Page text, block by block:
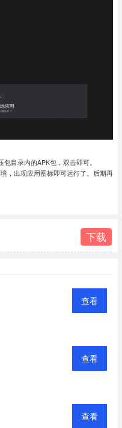
目录内的APK包，双击即可。
，出现应用图标即可运行了。
后期再
下载
查看
查看
查看